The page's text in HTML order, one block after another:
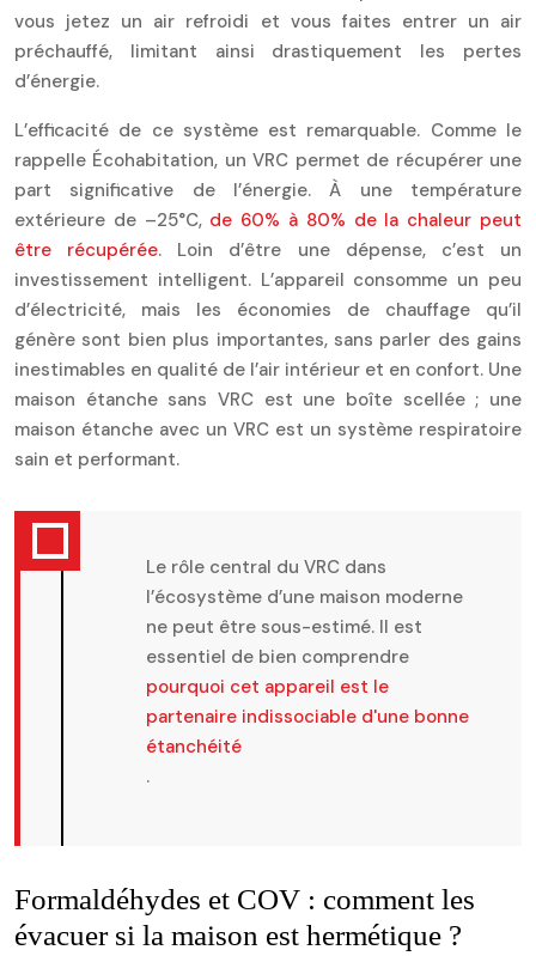
vous jetez un air refroidi et vous faites entrer un air
préchauffé, limitant ainsi drastiquement les pertes
d’énergie.
L’efficacité de ce système est remarquable. Comme le
rappelle Écohabitation, un VRC permet de récupérer une
part significative de l’énergie. À une température
extérieure de –25°C, de 60% à 80% de la chaleur peut
être récupérée. Loin d’être une dépense, c’est un
investissement intelligent. L’appareil consomme un peu
d’électricité, mais les économies de chauffage qu’il
génère sont bien plus importantes, sans parler des gains
inestimables en qualité de l’air intérieur et en confort. Une
maison étanche sans VRC est une boîte scellée ; une
maison étanche avec un VRC est un système respiratoire
sain et performant.
Le rôle central du VRC dans
l’écosystème d’une maison moderne
ne peut être sous-estimé. Il est
essentiel de bien comprendre
pourquoi cet appareil est le
partenaire indissociable d'une bonne
étanchéité
.
Formaldéhydes et COV : comment les
évacuer si la maison est hermétique ?